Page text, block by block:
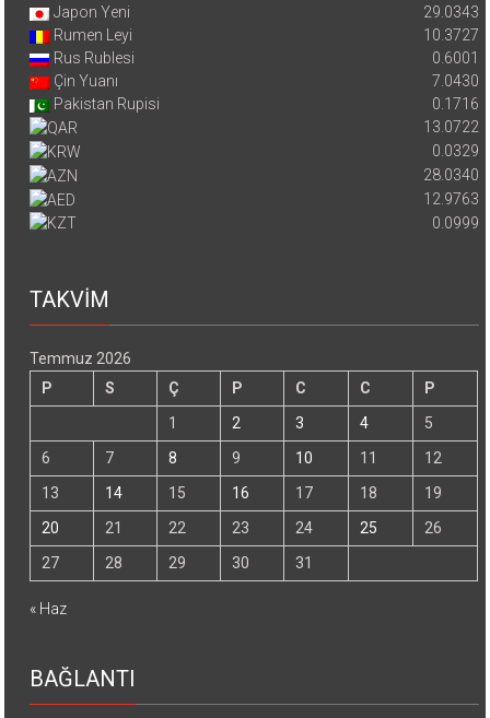
Japon Yeni
29.0343
Rumen Leyi
10.3727
Rus Rublesi
0.6001
Çin Yuanı
7.0430
Pakistan Rupisi
0.1716
13.0722
0.0329
28.0340
12.9763
0.0999
TAKVİM
Temmuz 2026
P
S Ç P C C
P
1
2 3 4
5
6
7 8 9 10 11
12
13
14 15 16 17 18
19
20
21 22 23 24 25
26
27
28 29 30 31
« Haz
BAĞLANTI